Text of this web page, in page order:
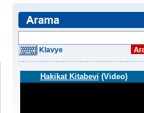
Klavye
Hakikat Kitabevi (Video)